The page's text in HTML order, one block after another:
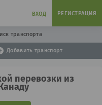
ВХОД РЕГИСТРАЦИЯ
транспорта
Добавить транспорт
перевозки из